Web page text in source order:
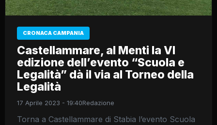
CRONACA CAMPANIA
Castellammare, al Menti la VI
edizione dell’evento “Scuola e
Legalità” dà il via al Torneo della
Legalità
17 Aprile 2023 - 19:40Redazione
Torna a Castellammare di Stabia l’evento Scuola